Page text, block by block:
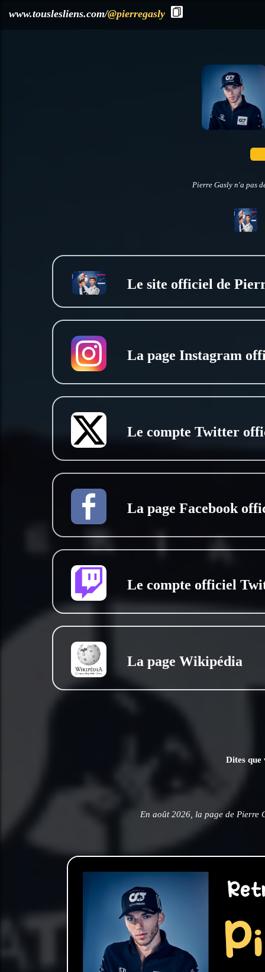
www.touslesliens.com/@pierregasly
Pierre Gasly n'a pas
Le site officiel de
La page Instagram
Le compte Twitter
La page Facebook
Le compte officiel
La page Wikipédia
Dites que
En août 2026, la page de Pierre